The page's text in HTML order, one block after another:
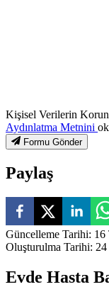
Kişisel Verilerin
Aydınlatma Metnini
Formu Gönder
Paylaş
Güncelleme Tarihi: 16
Oluşturulma Tarihi: 24
Evde Hasta